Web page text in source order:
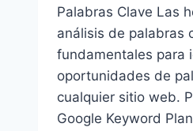
Palabras Clave Las
análisis de palabras
fundamentales para
oportunidades de
cualquier sitio web.
Google Keyword